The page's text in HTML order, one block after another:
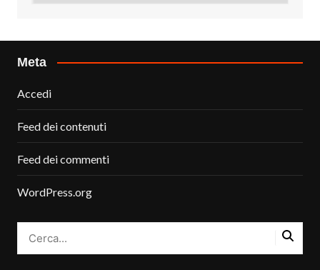
Meta
Accedi
Feed dei contenuti
Feed dei commenti
WordPress.org